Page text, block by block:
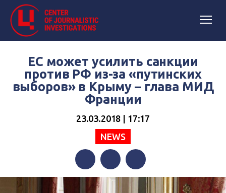
ЕС может усилить санкции
против РФ из-за «путинских
выборов» в Крыму – глава МИД
Франции
23.03.2018 | 17:17
NEWS
FacebookTwitterTelegram